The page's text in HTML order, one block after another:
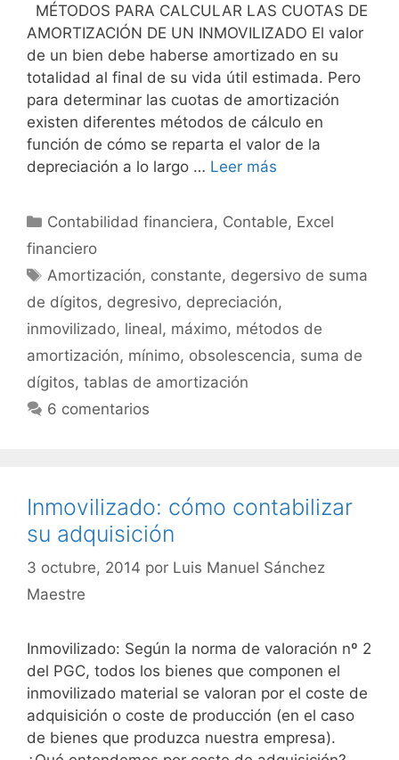
MÉTODOS PARA CALCULAR LAS CUOTAS DE
AMORTIZACIÓN DE UN INMOVILIZADO El valor
de un bien debe haberse amortizado en su
totalidad al final de su vida útil estimada. Pero
para determinar las cuotas de amortización
existen diferentes métodos de cálcu­lo en
función de cómo se reparta el valor de la
depreciación a lo largo … Leer más
Categorías
Contabilidad financiera, Contable, Excel
financiero
Etiquetas
Amortización, constante, degersivo de suma
de dígitos, degresivo, depreciación,
inmovilizado, lineal, máximo, métodos de
amortización, mínimo, obsolescencia, suma de
dígitos, tablas de amortización
6 comentarios
Inmovilizado: cómo contabilizar
su adquisición
3 octubre, 2014 por Luis Manuel Sánchez
Maestre
Inmovilizado: Según la norma de valoración nº 2
del PGC, todos los bienes que componen el
inmovilizado material se valoran por el coste de
adquisición o coste de producción (en el caso
de bienes que produzca nuestra empresa).